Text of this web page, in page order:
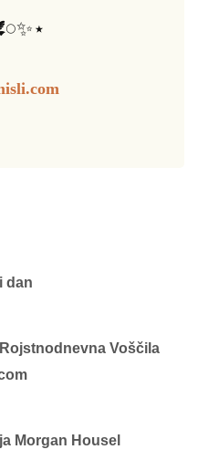
dan
Voščila
Morgan Housel